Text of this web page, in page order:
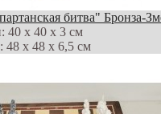
битва" Бронза-
40 х 40 х 3 см
48 х 48 х 6,5 см